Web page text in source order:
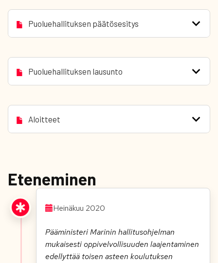
Puoluehallituksen päätösesitys
Puoluehallituksen lausunto
Aloitteet
Eteneminen
Heinäkuu 2020
Pääministeri Marinin hallitusohjelman
mukaisesti oppivelvollisuuden laajentaminen
edellyttää toisen asteen koulutuksen